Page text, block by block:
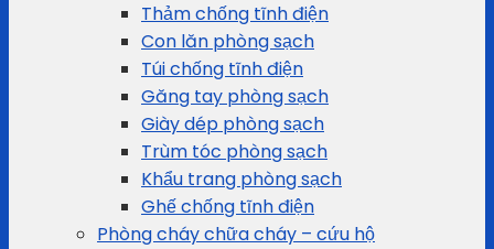
Thảm chống tĩnh điện
Con lăn phòng sạch
Túi chống tĩnh điện
Găng tay phòng sạch
Giày dép phòng sạch
Trùm tóc phòng sạch
Khẩu trang phòng sạch
Ghế chống tĩnh điện
Phòng cháy chữa cháy – cứu hộ